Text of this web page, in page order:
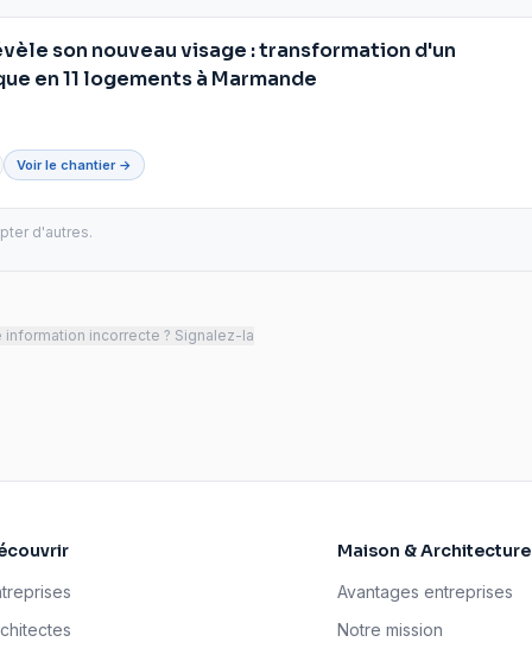
son nouveau visage : transformation d'un
en 11 logements à Marmande
Voir le chantier →
d'autres.
information incorrecte ? Signalez-la
Maison & Architecture
Avantages entreprises
Notre mission